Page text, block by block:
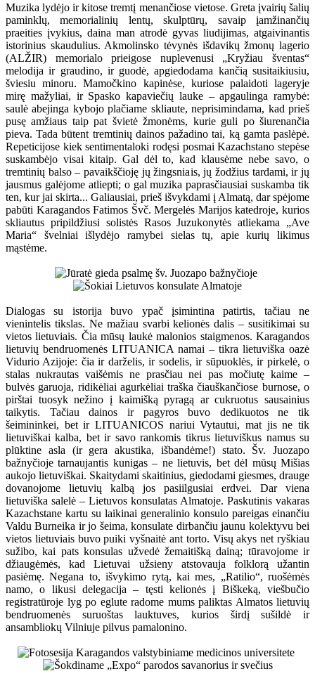
Muzika lydėjo ir kitose tremtį menančiose vietose. Greta įvairių šalių
paminklų, memorialinių lentų, skulptūrų, savaip įamžinančių
praeities įvykius, daina man atrodė gyvas liudijimas, atgaivinantis
istorinius skaudulius. Akmolinsko tėvynės išdavikų žmonų lagerio
(ALŽIR) memorialo prieigose nuplevenusi „Kryžiau šventas“
melodija ir graudino, ir guodė, apgiedodama kančią susitaikiusiu,
šviesiu minoru. Mamočkino kapinėse, kuriose palaidoti lageryje
mirę mažyliai, ir Spasko kapaviečių lauke – apgaulinga ramybė:
saulė abejinga kybojo plačiame skliaute, neprisimindama, kad prieš
pusę amžiaus taip pat švietė žmonėms, kurie guli po šiurenančia
pieva. Tada būtent tremtinių dainos pažadino tai, ką gamta paslėpė.
Repeticijose kiek sentimentaloki rodęsi posmai Kazachstano stepėse
suskambėjo visai kitaip. Gal dėl to, kad klausėme nebe savo, o
tremtinių balso – pavaikščioję jų žingsniais, jų žodžius tardami, ir jų
jausmus galėjome atliepti; o gal muzika paprasčiausiai suskamba tik
ten, kur jai skirta... Galiausiai, prieš išvykdami į Almatą, dar spėjome
pabūti Karagandos Fatimos Švč. Mergelės Marijos katedroje, kurios
skliautus pripildžiusi solistės Rasos Juzukonytės atliekama „Ave
Maria“ švelniai išlydėjo ramybei sielas tų, apie kurių likimus
mąstėme.
Dialogas su istorija buvo ypač įsimintina patirtis, tačiau ne
vienintelis tikslas. Ne mažiau svarbi kelionės dalis – susitikimai su
vietos lietuviais. Čia mūsų laukė malonios staigmenos. Karagandos
lietuvių bendruomenės LITUANICA namai – tikra lietuviška oazė
Vidurio Azijoje: čia ir darželis, ir sodelis, ir sūpuoklės, ir pirkelė, o
stalas nukrautas vaišėmis ne prasčiau nei pas močiutę kaime –
bulvės garuoja, ridikėliai agurkėliai traška čiauškančiose burnose, o
pirštai tuosyk nežino į kaimišką pyragą ar cukruotus sausainius
taikytis. Tačiau dainos ir pagyros buvo dedikuotos ne tik
šeimininkei, bet ir LITUANICOS nariui Vytautui, mat jis ne tik
lietuviškai kalba, bet ir savo rankomis tikrus lietuviškus namus su
plūktine asla (ir gera akustika, išbandėme!) stato. Šv. Juozapo
bažnyčioje tarnaujantis kunigas – ne lietuvis, bet dėl mūsų Mišias
aukojo lietuviškai. Skaitydami skaitinius, giedodami giesmes, drauge
dovanojome lietuvių kalbą jos pasiilgusiai erdvei. Dar viena
lietuviška salelė – Lietuvos konsulatas Almatoje. Paskutinis vakaras
Kazachstane kartu su laikinai generalinio konsulo pareigas einančiu
Valdu Burneika ir jo šeima, konsulate dirbančiu jaunu kolektyvu bei
vietos lietuviais buvo puiki vyšnaitė ant torto. Visų akys net ryškiau
sužibo, kai pats konsulas užvedė žemaitišką dainą; tūravojome ir
džiaugėmės, kad Lietuvai užsieny atstovauja folklorą užantin
pasiėmę. Negana to, išvykimo rytą, kai mes, „Ratilio“, ruošėmės
namo, o likusi delegacija – tęsti kelionės į Biškeką, viešbučio
registratūroje lyg po eglute radome mums paliktas Almatos lietuvių
bendruomenės suruoštas lauktuves, kurios širdį sušildė ir
ansambliokų Vilniuje pilvus pamalonino.